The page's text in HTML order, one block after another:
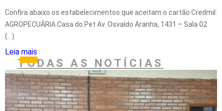
Confira abaixo os estabelecimentos que aceitam o cartão Credmil:
AGROPECUÁRIA Casa do Pet Av. Osvaldo Aranha, 1431 – Sala 02
(...)
Leia mais
TODAS AS NOTÍCIAS